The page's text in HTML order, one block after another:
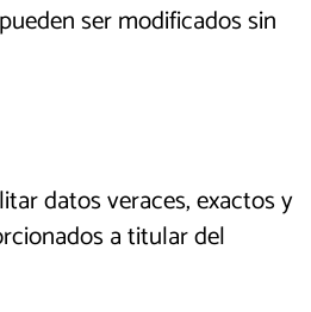
ser modificados sin
datos veraces, exactos y
a titular del